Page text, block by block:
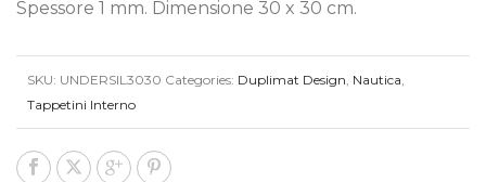
Spessore 1 mm. Dimensione 30 x 30 cm.
SKU: UNDERSIL3030 Categories: Duplimat Design Nautica
Tappetini Interno